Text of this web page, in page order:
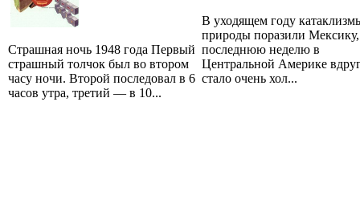
Страшная ночь 1948 года Первый
страшный толчок был во втором
часу ночи. Второй последовал в 6
часов утра, третий — в 10...
В уходящем году
природы поразили Мексику,
последнюю неделю в
Центральной Америке
стало очень хол...